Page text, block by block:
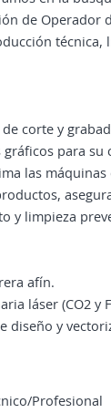
de Operador
corte y
para
las máquinas
y limpieza
afín.
láser (CO2 y
diseño y
Profesional